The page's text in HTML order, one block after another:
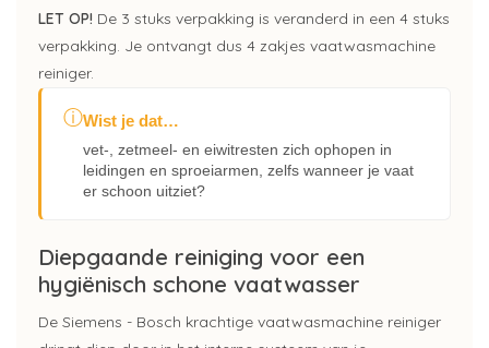
LET OP! De 3 stuks verpakking is veranderd in een 4 stuks
verpakking. Je ontvangt dus 4 zakjes vaatwasmachine
reiniger.
ⓘWist je dat…
vet-, zetmeel- en eiwitresten zich ophopen in
leidingen en sproeiarmen, zelfs wanneer je vaat
er schoon uitziet?
Diepgaande reiniging voor een
hygiënisch schone vaatwasser
De Siemens - Bosch krachtige vaatwasmachine reiniger